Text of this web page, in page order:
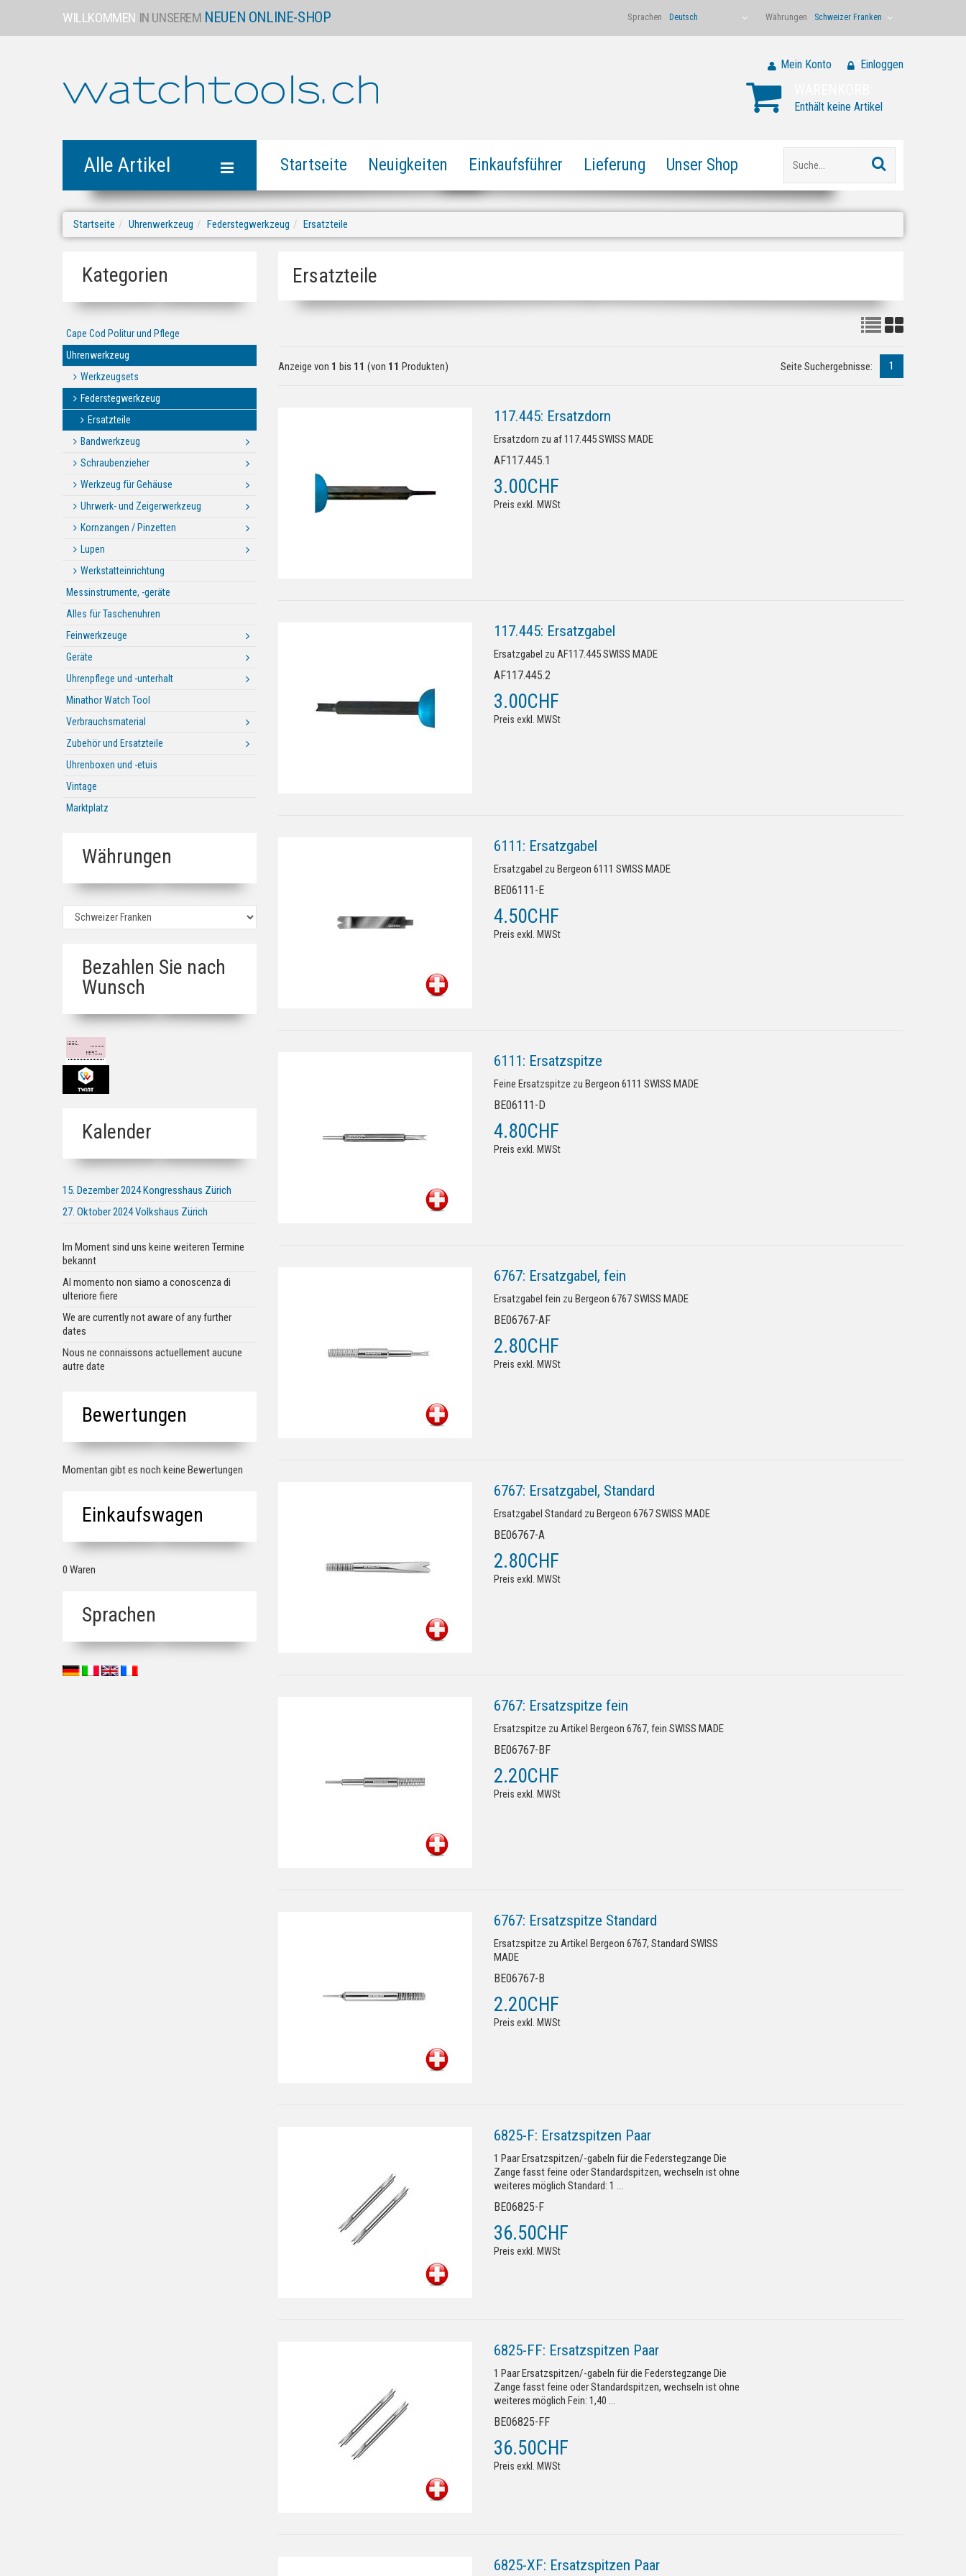
Währungen Schweizer Franken
Sprachen Deutsch
WILLKOMMEN IN UNSEREM NEUEN ONLINE-SHOP
Enthält keine Artikel
Alle Artikel
Mein Konto Einloggen
Startseite Neuigkeiten Einkaufsführer Lieferung Unser Shop
Startseite Uhrenwerkzeug Federstegwerkzeug Ersatzteile
Kategorien
Cape Cod Politur und Pflege
Uhrenwerkzeug
Werkzeugsets
Federstegwerkzeug
Ersatzteile
Bandwerkzeug
Schraubenzieher
Werkzeug für Gehäuse
Uhrwerk- und Zeigerwerkzeug
Kornzangen / Pinzetten
Lupen
Werkstatteinrichtung
Messinstrumente, -geräte
Alles für Taschenuhren
Feinwerkzeuge
Geräte
Uhrenpflege und -unterhalt
Minathor Watch Tool
Verbrauchsmaterial
Zubehör und Ersatzteile
Uhrenboxen und -etuis
Vintage
Marktplatz
Währungen
Bezahlen Sie nach
Wunsch
Kalender
15. Dezember 2024 Kongresshaus Zürich
27. Oktober 2024 Volkshaus Zürich
Im Moment sind uns keine weiteren Termine
bekannt
Al momento non siamo a conoscenza di
ulteriore fiere
We are currently not aware of any further
dates
Nous ne connaissons actuellement aucune
autre date
Bewertungen
Momentan gibt es noch keine Bewertungen
Einkaufswagen
0 Waren
Sprachen
Ersatzteile
Anzeige von 1 bis 11 (von 11 Produkten) 1
Seite Suchergebnisse:
117.445: Ersatzdorn
Ersatzdorn zu af 117.445 SWISS MADE
AF117.445.1
3.00CHF
Preis exkl. MWSt
117.445: Ersatzgabel
Ersatzgabel zu AF117.445 SWISS MADE
AF117.445.2
3.00CHF
Preis exkl. MWSt
6111: Ersatzgabel
Ersatzgabel zu Bergeon 6111 SWISS MADE
BE06111-E
4.50CHF
Preis exkl. MWSt
6111: Ersatzspitze
Feine Ersatzspitze zu Bergeon 6111 SWISS MADE
BE06111-D
4.80CHF
Preis exkl. MWSt
6767: Ersatzgabel, fein
Ersatzgabel fein zu Bergeon 6767 SWISS MADE
BE06767-AF
2.80CHF
Preis exkl. MWSt
6767: Ersatzgabel, Standard
Ersatzgabel Standard zu Bergeon 6767 SWISS MADE
BE06767-A
2.80CHF
Preis exkl. MWSt
6767: Ersatzspitze fein
Ersatzspitze zu Artikel Bergeon 6767, fein SWISS MADE
BE06767-BF
2.20CHF
Preis exkl. MWSt
6767: Ersatzspitze Standard
Ersatzspitze zu Artikel Bergeon 6767, Standard SWISS
MADE
BE06767-B
2.20CHF
Preis exkl. MWSt
6825-F: Ersatzspitzen Paar
1 Paar Ersatzspitzen/-gabeln für die Federstegzange Die
Zange fasst feine oder Standardspitzen, wechseln ist ohne
weiteres möglich Standard: 1 ...
BE06825-F
36.50CHF
Preis exkl. MWSt
6825-FF: Ersatzspitzen Paar
1 Paar Ersatzspitzen/-gabeln für die Federstegzange Die
Zange fasst feine oder Standardspitzen, wechseln ist ohne
weiteres möglich Fein: 1,40 ...
BE06825-FF
36.50CHF
Preis exkl. MWSt
6825-XF: Ersatzspitzen Paar